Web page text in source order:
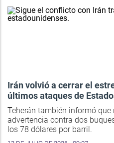
Irán volvió a cerrar el
últimos ataques de
Teherán también informó que
advertencia contra dos
los 78 dólares por barril.